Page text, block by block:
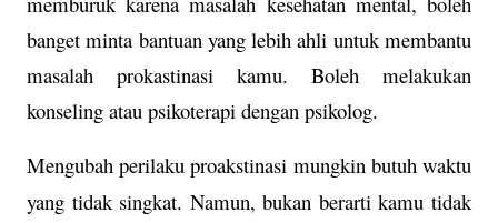
banget minta bantuan yang lebih ahli untuk membantu
masalah prokastinasi kamu. Boleh melakukan
konseling atau psikoterapi dengan psikolog.
Mengubah perilaku proakstinasi mungkin butuh waktu
yang tidak singkat. Namun, bukan berarti kamu tidak